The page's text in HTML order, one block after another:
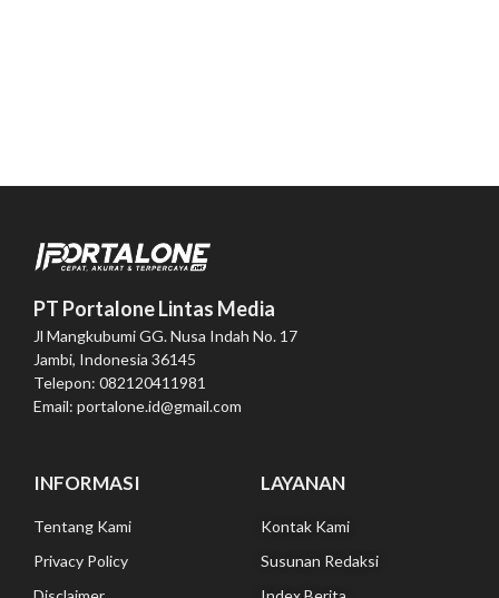
PT Portalone Lintas Media
Jl Mangkubumi GG. Nusa Indah No. 17
Jambi, Indonesia 36145
Telepon: 082120411981
Email: portalone.id@gmail.com
INFORMASI
Tentang Kami
Privacy Policy
LAYANAN
Kontak Kami
Susunan Redaksi